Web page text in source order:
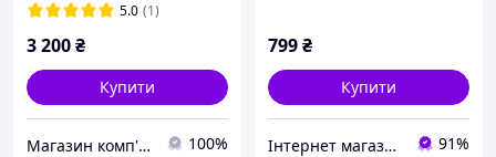
5.0 (1)
3 200₴
Купити
Магазин комп'ютерної техніки 100%
799₴
Купити
Інтернет магазин «Tovara.net» 91%